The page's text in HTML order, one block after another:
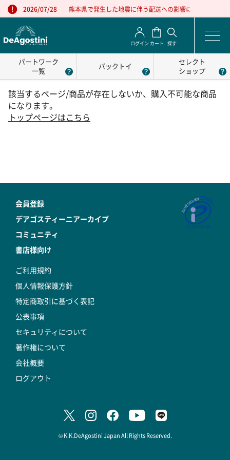
2026/07/28 熊本県で発生した地震に伴う配送への影響について
ログイン カート 探す
パートワーク
一覧
パックトイ
セレクト
ショップ
該当するページ/商品が存在しないか、購入不可能な商品
になります。
トップページはこちら
会員登録
デアゴスティーニアーカイブ
コミュニティ
書店様向け
ご利用規約
個人情報保護方針
特定商取引に基づく表記
公表事項
セキュリティについて
著作権について
会社概要
ログアウト
© K.K.DeAgostini Japan All Rights Reserved.